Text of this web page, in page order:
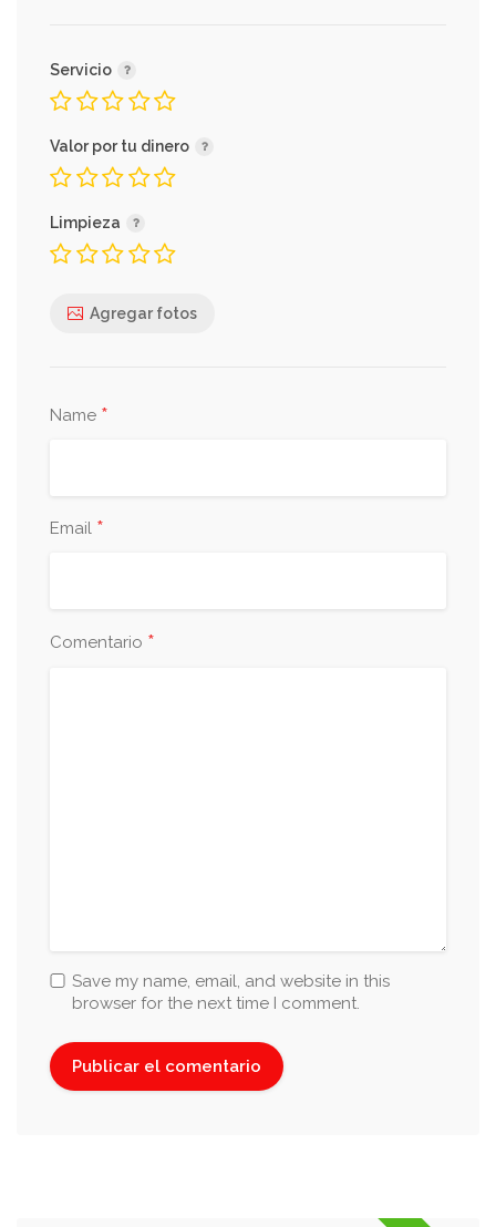
Servicio
Valor por tu dinero
Limpieza
Agregar fotos
Name *
Email *
Comentario *
Save my name, email, and website in this
browser for the next time I comment.